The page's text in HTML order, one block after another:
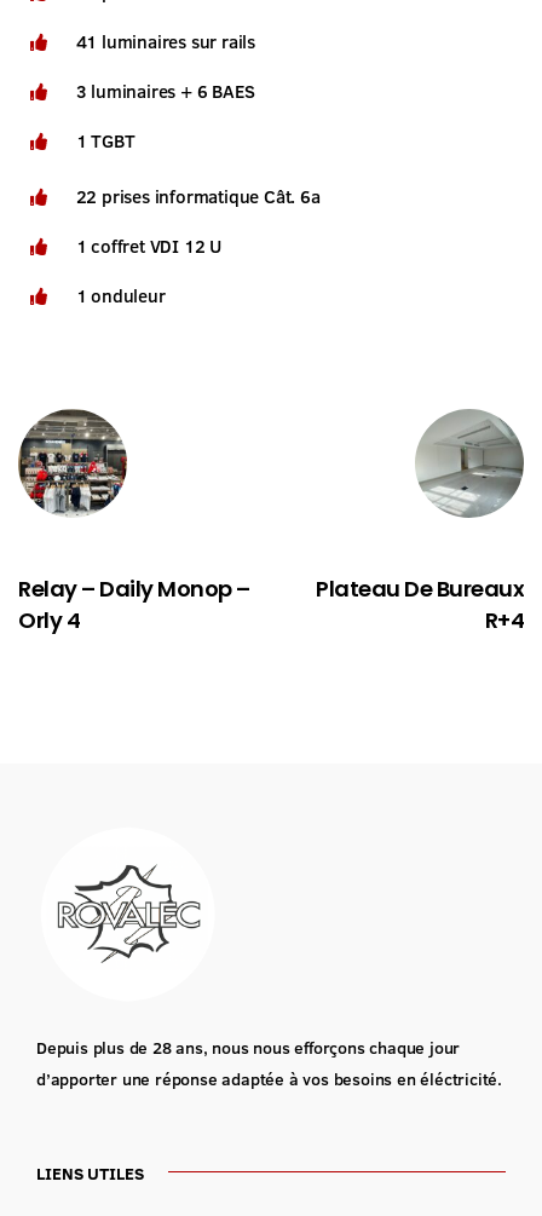
41 luminaires sur rails
3 luminaires + 6 BAES
1 TGBT
22 prises informatique Cât. 6a
1 coffret VDI 12 U
1 onduleur
Relay – Daily Monop –
Orly 4
Plateau De Bureaux
R+4
Depuis plus de 28 ans, nous nous efforçons chaque jour
d’apporter une réponse adaptée à vos besoins en éléctricité.
LIENS UTILES